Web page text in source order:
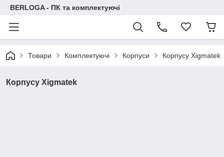
BERLOGA - ПК та комплектуючі
Товари Комплектуючі Корпуси Корпусу Xigmatek
Корпусу Xigmatek